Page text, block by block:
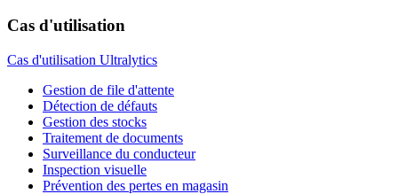
Cas d'utilisation
Cas d'utilisation Ultralytics
Gestion de file d'attente
Détection de défauts
Gestion des stocks
Traitement de documents
Surveillance du conducteur
Inspection visuelle
Prévention des pertes en magasin